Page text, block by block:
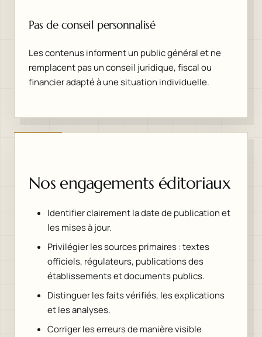
Pas de conseil personnalisé
Les contenus informent un public général et ne
remplacent pas un conseil juridique, fiscal ou
financier adapté à une situation individuelle.
Nos engagements éditoriaux
Identifier clairement la date de publication et
les mises à jour.
Privilégier les sources primaires : textes
officiels, régulateurs, publications des
établissements et documents publics.
Distinguer les faits vérifiés, les explications
et les analyses.
Corriger les erreurs de manière visible